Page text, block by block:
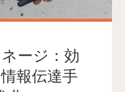
ージ：効
報伝達手